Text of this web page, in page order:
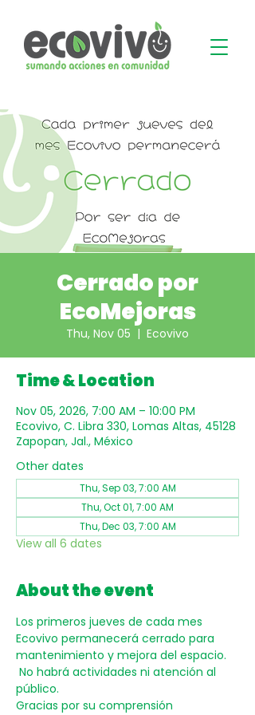
Cerrado por
EcoMejoras
Thu, Nov 05
  |
Ecovivo
Time & Location
Nov 05, 2026, 7:00 AM – 10:00 PM
Ecovivo, C. Libra 330, Lomas Altas, 45128
Zapopan, Jal., México
Other dates
Thu, Sep 03, 7:00 AM
Thu, Oct 01, 7:00 AM
Thu, Dec 03, 7:00 AM
View all 6 dates
About the event
Los primeros jueves de cada mes
Ecovivo permanecerá cerrado para
mantenimiento y mejora del espacio.
No habrá actividades ni atención al
público.
Gracias por su comprensión